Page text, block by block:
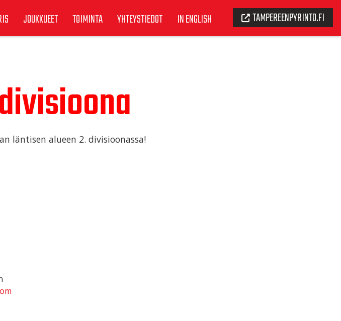
JOUKKUEET TOIMINTA YHTEYSTIEDOT IN ENGLISH TAMPEREENPYRINTO.FI
läntisen alueen 2. divisioonassa!